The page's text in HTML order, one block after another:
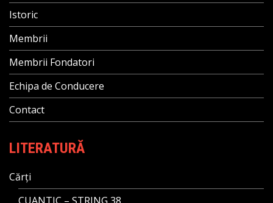
Istoric
Membrii
Membrii Fondatori
Echipa de Conducere
Contact
LITERATURĂ
Cărți